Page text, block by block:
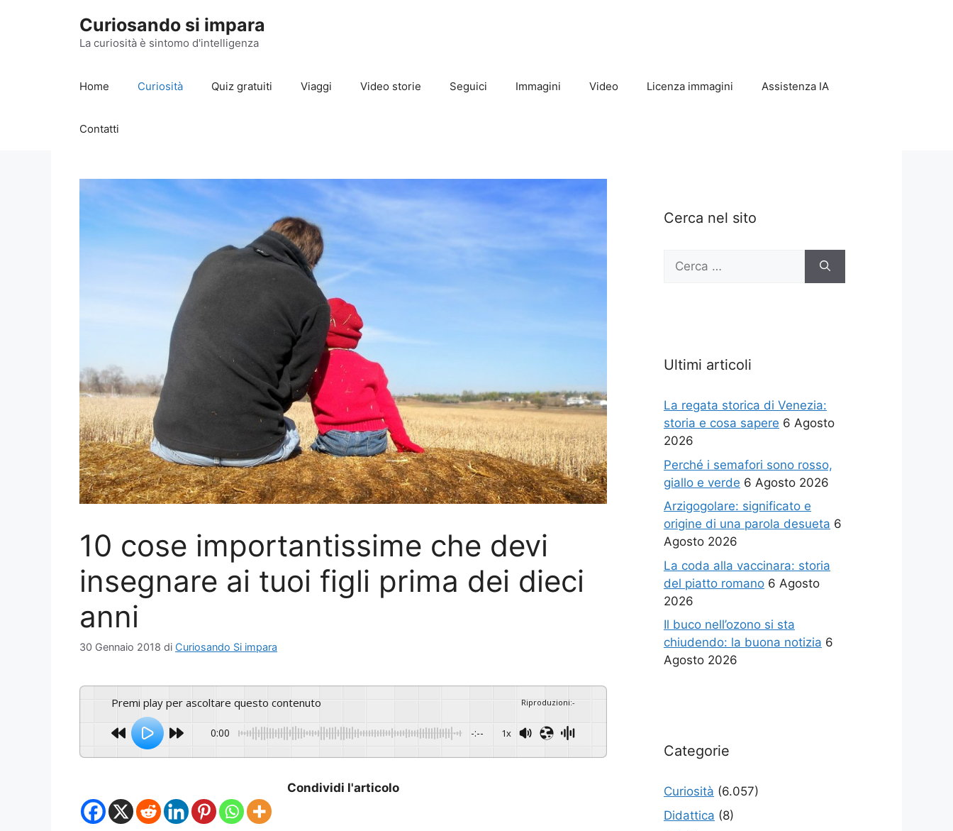
Curiosando si impara
La curiosità è sintomo d'intelligenza
Home Curiosità Quiz gratuiti Viaggi Video storie Seguici Immagini Video Licenza immagini Assistenza IA
Contatti
10 cose importantissime che devi
insegnare ai tuoi figli prima dei dieci
anni
30 Gennaio 2018 di Curiosando Si impara
Premi play per ascoltare questo contenuto Riproduzioni:-
0:00 -:-- 1x
Condividi l'articolo
Cerca nel sito
Ricerca
Ultimi articoli
La regata storica di Venezia:
storia e cosa sapere 6 Agosto
2026
Perché i semafori sono rosso,
giallo e verde 6 Agosto 2026
Arzigogolare: significato e
origine di una parola desueta 6
Agosto 2026
La coda alla vaccinara: storia
del piatto romano 6 Agosto
2026
Il buco nell’ozono si sta
chiudendo: la buona notizia 6
Agosto 2026
Categorie
Curiosità (6.057)
Didattica (8)